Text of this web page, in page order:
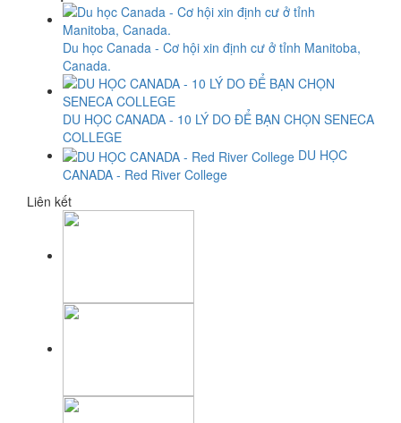
Du học Canada - Cơ hội xin định cư ở tỉnh Manitoba,
Canada.
DU HỌC CANADA - 10 LÝ DO ĐỂ BẠN CHỌN SENECA
COLLEGE
DU HỌC
CANADA - Red River College
Liên kết